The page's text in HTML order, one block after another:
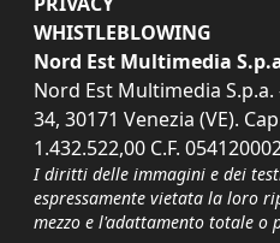
WHISTLEBLOWING
Nord Est Multimedia
Nord Est Multimedia
34, 30171 Venezia (VE).
1.432.522,00 C.F.
I diritti delle immagini e dei
espressamente vietata la loro
mezzo e l'adattamento totale o